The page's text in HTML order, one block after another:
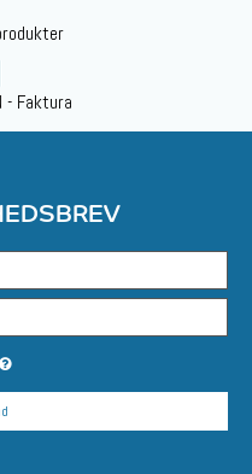
- Faktura